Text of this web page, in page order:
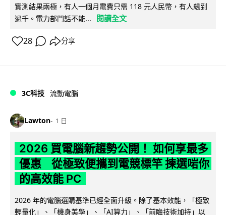
實測結果兩極，有人一個月電費只需 118 元人民幣，有人飆到
過千。電力部門話不能...
閱讀全文
28 分享
3C科技 流動電腦
Lawton 1 日
2026 買電腦新趨勢公開！ 如何享最多
優惠 從極致便攜到電競標竿 揀選啱你
的高效能 PC
2026 年的電腦選購基準已經全面升級。除了基本效能，「極致
輕量化」、「機身美學」、「AI算力」、「前瞻技術加持」以